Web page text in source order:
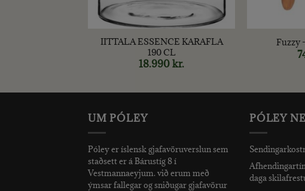
+
IITTALA ESSENCE KARAFLA
190 CL
18.990kr.
Fuzzy
UM PÓLEY
Póley er íslensk gjafavöruverslun sem
staðsett er á Bárustíg 8 í
Vestmannaeyjum. við erum með
ýmsar fallegar og sniðugar gjafavörur
PÓLEY
daga